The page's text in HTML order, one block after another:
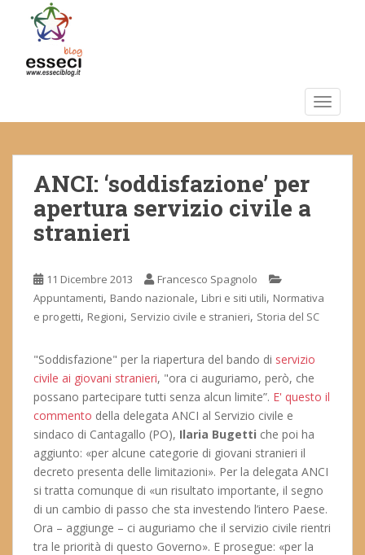
m
ANCI: ‘soddisfazione’ per
apertura servizio civile a
stranieri
11 Dicembre 2013
Francesco Spagnolo
Appuntamenti, Bando nazionale, Libri e siti utili, Normativa
e progetti, Regioni, Servizio civile e stranieri, Storia del SC
"Soddisfazione" per la riapertura del bando di servizio
civile ai giovani stranieri, "ora ci auguriamo, però, che
possano partecipare tutti senza alcun limite”. E' questo il
commento della delegata ANCI al Servizio civile e
sindaco di Cantagallo (PO), Ilaria Bugetti che poi ha
aggiunto: «per alcune categorie di giovani stranieri il
decreto presenta delle limitazioni». Per la delegata ANCI
si tratta comunque di «un risultato importante, il segno
di un cambio di passo che sta investendo l’intero Paese.
Ora – aggiunge – ci auguriamo che il servizio civile rientri
tra le priorità di questo Governo». E prosegue: «per la